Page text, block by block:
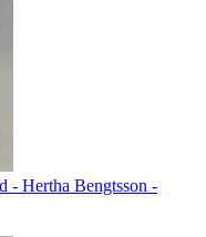
- Hertha Bengtsson -